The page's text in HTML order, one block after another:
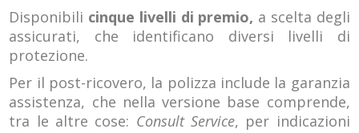
Disponibili cinque livelli di premio, a scelta degli
assicurati, che identificano diversi livelli di
protezione.
Per il post-ricovero, la polizza include la garanzia
assistenza, che nella versione base comprende,
tra le altre cose: Consult Service, per indicazioni